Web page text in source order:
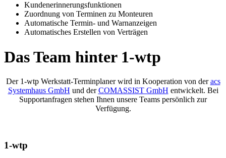
Kundenerinnerungsfunktionen
Zuordnung von Terminen zu Monteuren
Automatische Termin- und Warnanzeigen
Automatisches Erstellen von Verträgen
Das Team hinter 1-wtp
Der 1-wtp Werkstatt-Terminplaner wird in Kooperation von deracs
Systemhaus GmbH und derCOMASSIST GmbH entwickelt. Bei
Supportanfragen stehen Ihnen unsere Teams persönlich zur
Verfügung.
1-wtp